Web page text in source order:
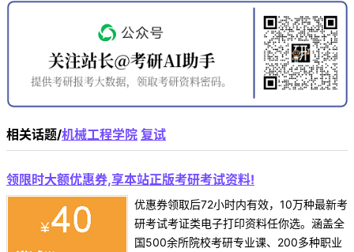
相关话题/机械工程学院 复试
领限时大额优惠券,享本站正版考研考试资料!
优惠券领取后72小时内有效，10万种最新考
研考试考证类电子打印资料任你选。涵盖全
国500余所院校考研专业课、200多种职业